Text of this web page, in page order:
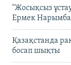
"Жосықсыз
Ермек
Қазақстанда
босап шықты